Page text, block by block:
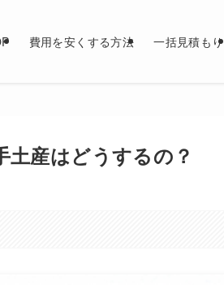
費用を安くする方法 一括見積もり
土産はどうするの？